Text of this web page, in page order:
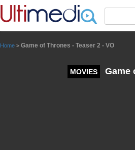
Home > Game of Thrones - Teaser 2 - VO
MOVIES Game
Panneau de gestion des cookies